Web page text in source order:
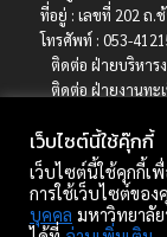
ที่อยู่ : เลขที่ 202 ถ.ช้
โทรศัพท์ : 053-
ติดต่อ ฝ่ายบริหาร
ติดต่อ ฝ่ายงานทะ
ติดต่อ ฝ่ายรับเข้าศึ
เบอร์มือถือ : 06-
E-mail :
เว็บไซต์นี้ใช้คุ๊กกี้
เว็บไซต์นี้ใช้คุกกี้
การใช้เว็บไซต์ขอ
บุคคล มหาวิทยาลั